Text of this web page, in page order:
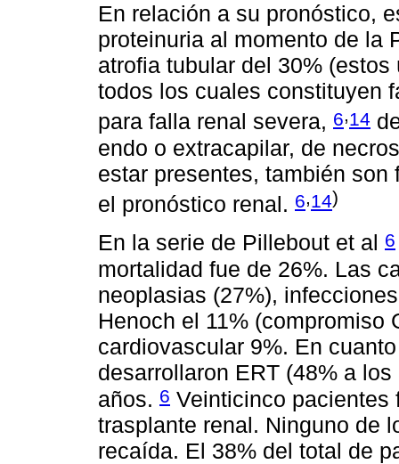
En relación a su pronóstico,
proteinuria al momento de la
atrofia tubular del 30%
todos los cuales constituyen
para falla renal severa, 6,14
endo o extracapilar, de
estar presentes, también
el pronóstico renal. 6,14)
En la serie de Pillebout et al 6
mortalidad fue de 26%. Las
neoplasias (27%),
Henoch el 11% (compromiso
cardiovascular 9%. En
desarrollaron ERT (48% a
años. 6 Veinticinco pacientes
trasplante renal. Ninguno de
recaída. El 38% del total de